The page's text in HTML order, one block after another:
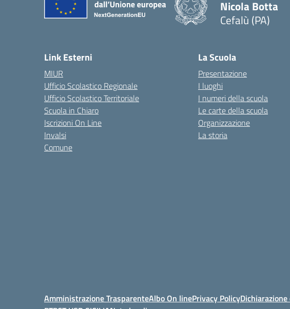
Nicola Botta
Cefalù (PA)
Link Esterni
MIUR
Ufficio Scolastico Regionale
Ufficio Scolastico Territoriale
Scuola in Chiaro
Iscrizioni On Line
Invalsi
Comune
La Scuola
Presentazione
I luoghi
I numeri della scuola
Le carte della scuola
Organizzazione
La storia
Amministrazione TrasparenteAlbo On linePrivacy Policy